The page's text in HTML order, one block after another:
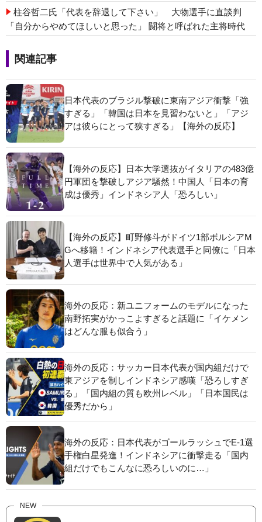
柱谷哲二氏「代表を辞退して下さい」 大物選手に直談判
「自分からやめてほしいと思った」 闘将と呼ばれた主将時代
関連記事
日本代表のブラジル撃破に東南アジア衝撃「強
すぎる」「韓国は日本を見習わないと」「アジ
アは彼らにとって狭すぎる」【海外の反応】
【海外の反応】日本大学選抜がイタリアの483億
円軍団を撃破しアジア騒然！中国人「日本の育
成は優秀」インドネシア人「恐ろしい」
【海外の反応】町野修斗がドイツ1部ボルシアM
Gへ移籍！インドネシア代表選手と同僚に「日本
人選手は世界中で人気がある」
海外の反応：新ユニフォームのモデルになった
南野拓実がかっこよすぎると話題に「イケメン
はどんな服も似合う」
海外の反応：サッカー日本代表が国内組だけで
東アジアを制しインドネシア感嘆「恐ろしすぎ
る」「国内組の質も欧州レベル」「日本国民は
優秀だから」
海外の反応：日本代表がゴールラッシュでE-1選
手権白星発進！インドネシアに衝撃走る「国内
組だけでもこんなに恐ろしいのに…」
NEW